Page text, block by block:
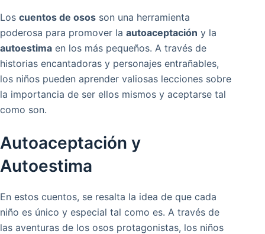
Los cuentos de osos son una herramienta
poderosa para promover la autoaceptación y la
autoestima en los más pequeños. A través de
historias encantadoras y personajes entrañables,
los niños pueden aprender valiosas lecciones sobre
la importancia de ser ellos mismos y aceptarse tal
como son.
Autoaceptación y
Autoestima
En estos cuentos, se resalta la idea de que cada
niño es único y especial tal como es. A través de
las aventuras de los osos protagonistas, los niños